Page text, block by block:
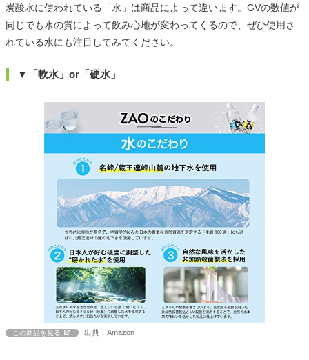
炭酸水に使われている「水」は商品によって違います。GVの数値が
同じでも水の質によって飲み心地が変わってくるので、ぜひ使用さ
れている水にも注目してみてください。
▼「軟水」or「硬水」
この商品を見る 出典：Amazon